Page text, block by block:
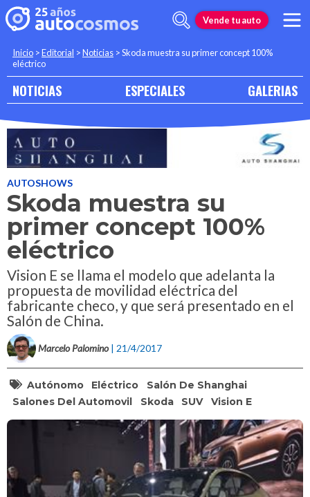
Vende tu auto
Inicio >Editorial >Noticias >Skoda muestra su primer concept 100%
eléctrico
NOTICIAS ESPECIALES GALERIAS
AUTOSHOWS
Skoda muestra su
primer concept 100%
eléctrico
Vision E se llama el modelo que adelanta la
propuesta de movilidad eléctrica del
fabricante checo, y que será presentado en el
Salón de China.
Marcelo Palomino | 21/4/2017
Autónomo Eléctrico
Salón De Shanghai
Salones Del Automovil
Skoda SUV Vision E